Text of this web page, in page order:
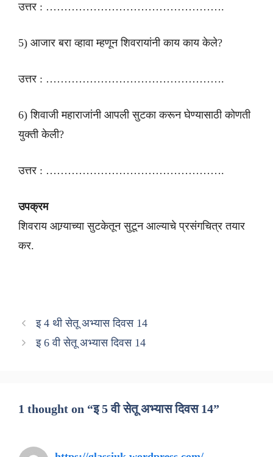
उत्तर : ………………………………………….
5) आजार बरा व्हावा म्हणून शिवरायांनी काय काय केले?
उत्तर : ………………………………………….
6) शिवाजी महाराजांनी आपली सुटका करून घेण्यासाठी कोणती
युक्ती केली?
उत्तर : ………………………………………….
उपक्रम
शिवराय आग्र्याच्या सुटकेतून सुटून आल्याचे प्रसंगचित्र तयार
कर.
इ 4 थी सेतू अभ्यास दिवस 14
इ 6 वी सेतू अभ्यास दिवस 14
1 thought on “इ 5 वी सेतू अभ्यास दिवस 14”